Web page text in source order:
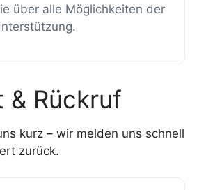
über alle Möglichkeiten der
& Rückruf
kurz – wir melden uns schnell
zurück.